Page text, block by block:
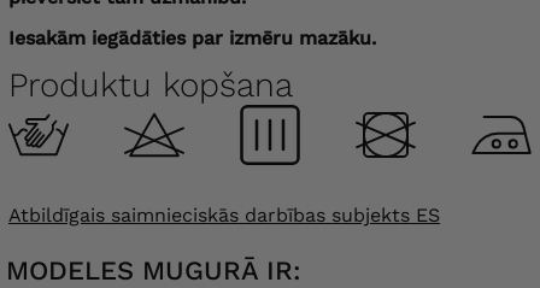
Iesakām iegādāties par izmēru mazāku.
Produktu kopšana
Atbildīgais saimnieciskās darbības subjekts ES
MODELES MUGURĀ IR: